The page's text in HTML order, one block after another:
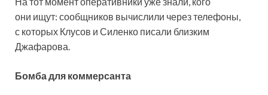
они ищут: сообщников вычислили через телефоны,
с которых Клусов и Силенко писали близким
Джафарова.
Бомба для коммерсанта